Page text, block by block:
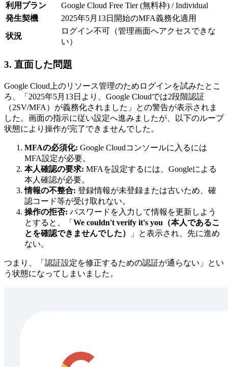
利用プラン
Google Cloud Free Tier (無料枠) / Individual
発生契機
2025年5月13日開始のMFA義務化適用
状況
ログイン不可（管理画面へアクセスできな
い）
3. 直面した問題
Google Cloud上のリソース管理のためログインを試みたとこ
ろ、「2025年5月13日より、Google Cloudでは2段階認証
（2SV/MFA）が義務化されました」との警告が表示されま
した。画面の指示に従い設定へ進みましたが、以下のループ
状態により操作が完了できませんでした。
MFAの必須化: Google Cloudコンソールに入るには
MFA設定が必要。
本人確認の要求: MFAを設定するには、Googleによる
本人確認が必要。
情報の不整合: 登録情報が未登録または古いため、確
認コード等が受け取れない。
操作の拒否: パスワードを入力して情報を更新しよう
とすると、「 We couldn't verify it's you（本人であるこ
とを確認できませんでした）
」と表示され、先に進め
ない。
つまり、「認証設定を修正するための認証が通らない」とい
う状態になってしまいました。